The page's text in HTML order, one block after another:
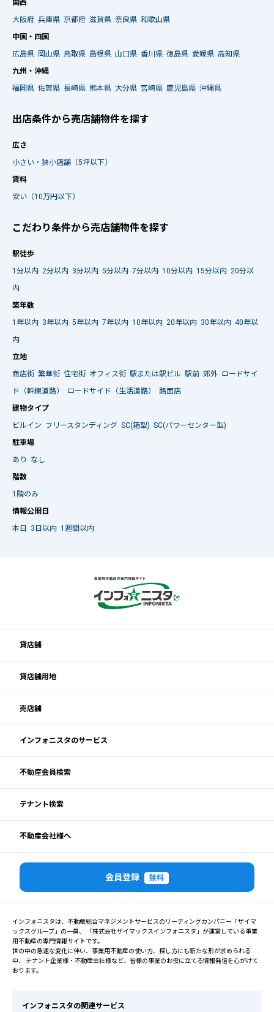
関西
大阪府 兵庫県 京都府 滋賀県 奈良県 和歌山県
中国・四国
広島県 岡山県 鳥取県 島根県 山口県 香川県 徳島県 愛媛県 高知県
九州・沖縄
福岡県 佐賀県 長崎県 熊本県 大分県 宮崎県 鹿児島県 沖縄県
出店条件から売店舗物件を探す
広さ
小さい・狭小店舗（5坪以下）
賃料
安い（10万円以下）
こだわり条件から売店舗物件を探す
駅徒歩
1分以内 2分以内 3分以内 5分以内 7分以内 10分以内 15分以内 20分以
内
築年数
1年以内 3年以内 5年以内 7年以内 10年以内 20年以内 30年以内 40年以
内
立地
商店街 繁華街 住宅街 オフィス街 駅または駅ビル 駅前 郊外 ロードサイ
ド（幹線道路）
ロードサイド（生活道路）
路面店
建物タイプ
ビルイン フリースタンディング SC(箱型) SC(パワーセンター型)
駐車場
あり
なし
階数
1階のみ
情報公開日
本日
3日以内 1週間以内
貸店舗
貸店舗用地
売店舗
インフォニスタのサービス
不動産会員検索
テナント検索
不動産会社様へ
会員登録 無料
インフォニスタは、不動産総合マネジメントサービスのリーディングカンパニー「ザイマ
ックスグループ」の一員、 「株式会社ザイマックスインフォニスタ」が運営している事業
用不動産の専門情報サイトです。
世の中の急速な変化に伴い、事業用不動産の使い方、探し方にも新たな形が求められる
中、 テナント企業様・不動産会社様など、皆様の事業のお役に立てる情報発信を心がけて
おります。
インフォニスタの関連サービス